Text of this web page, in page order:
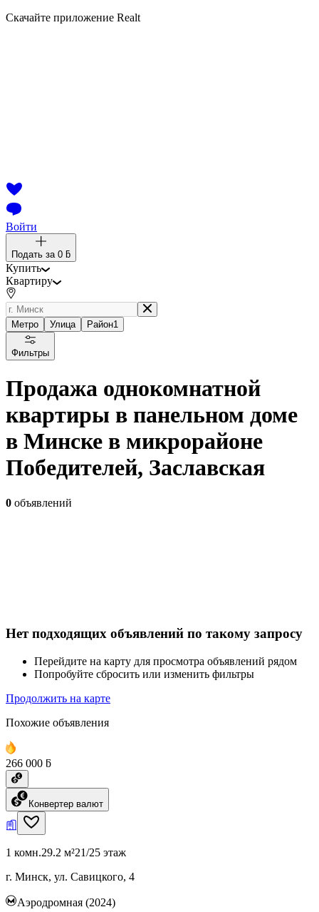
Скачайте приложение Realt
Войти
Подать за 0 ƃ
Купить
Квартиру
Метро Улица Район1
Фильтры
Продажа однокомнатной
квартиры в панельном доме
в Минске в микрорайоне
Победителей, Заславская
0 объявлений
Нет подходящих объявлений по такому запросу
Перейдите на карту для просмотра объявлений рядом
Попробуйте сбросить или изменить фильтры
Продолжить на карте
Похожие объявления
266 000 ƃ
Конвертер валют
1 комн.29.2 м²21/25 этаж
г. Минск, ул. Савицкого, 4
Аэродромная (2024)